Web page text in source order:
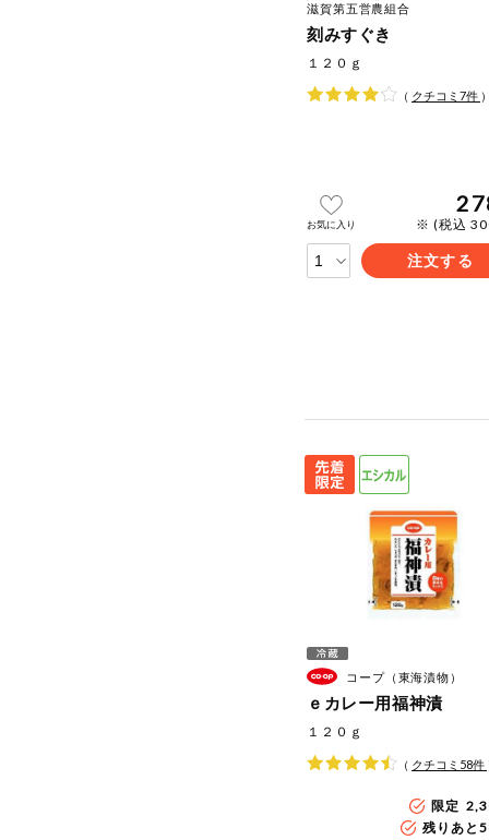
滋賀第五営農組合
刻みすぐき
１２０ｇ
（ クチコミ 7件
お気に入り ※ (税込
注文する
コープ（東海漬物）
ｅカレー用福神漬
１２０ｇ
（ クチコミ 58件
限定
残りあと